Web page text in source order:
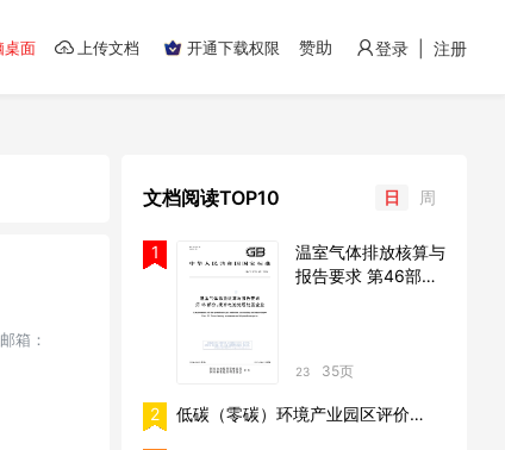
桌面 上传文档 开通下载权限 赞助 登录 | 注册
箱：
文档阅读TOP10 日 周
1
温室气体排放核算与
报告要求 第46部
23 35页
2 低碳（零碳）环境产业园区评价技术标准（征求意见稿）